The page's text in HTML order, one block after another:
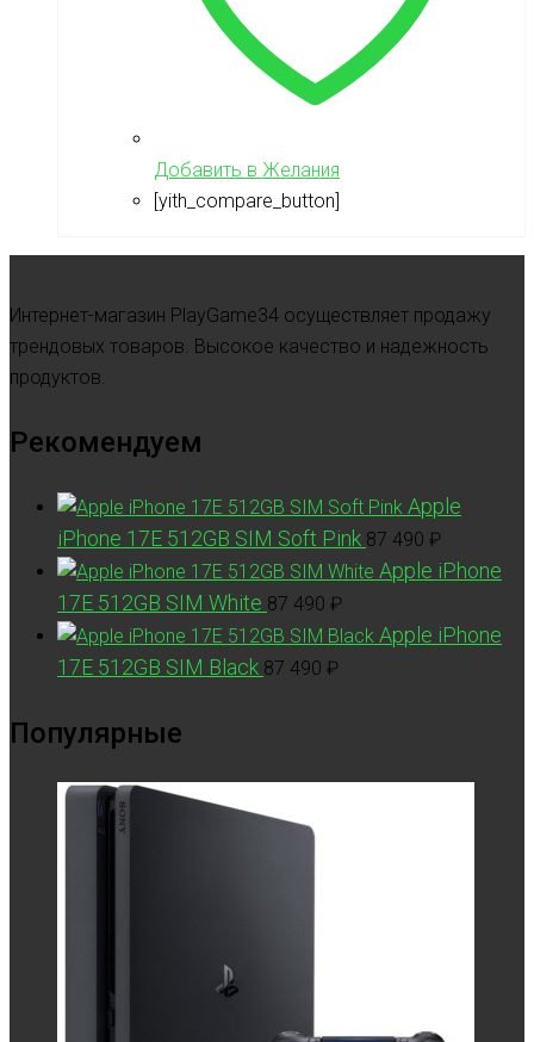
Добавить в Желания
[yith_compare_button]
Интернет-магазин PlayGame34 осуществляет продажу
трендовых товаров. Высокое качество и надежность
продуктов.
Рекомендуем
Apple
iPhone 17E 512GB SIM Soft Pink 87 490 ₽
Apple iPhone
17E 512GB SIM White 87 490 ₽
Apple iPhone
17E 512GB SIM Black 87 490 ₽
Популярные